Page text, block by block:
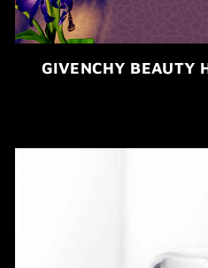
GIVENCHY BEAUTY